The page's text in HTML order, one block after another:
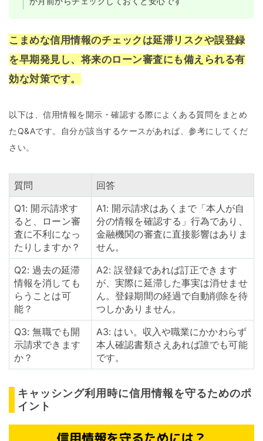
こまめな信用情報のチェックは延滞リスクや誤登録
を早期発見し、将来のローン審査にも備えられる有
効な対策です。
以下は、信用情報を開示・確認する際によくある質問をまとめ
たQ&Aです。自分が該当するケースがあれば、参考にしてくだ
さい。
質問
回答
Q1: 開示請求す
ると、ローン審
査に不利になっ
たりしますか？
A1: 開示請求はあくまで「本人が自
分の情報を確認する」行為であり、
金融機関の審査に直接影響はありま
せん。
Q2: 過去の延滞
情報を消しても
らうことは可
能？
A2: 誤登録であれば訂正できます
が、実際に延滞した事実は消せませ
ん。登録期間の経過で自動削除を待
つしかありません。
Q3: 無職でも開
示請求できます
か？
A3: はい。収入や職業にかかわらず
本人確認書類さえあれば誰でも可能
です。
キャッシング利用時に信用情報を守るためのポ
イント